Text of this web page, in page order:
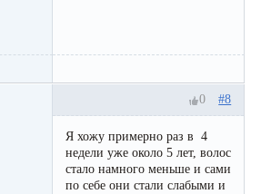
#8
0
Я хожу примерно раз в 4
недели уже около 5 лет, волос
стало намного меньше и сами
по себе они стали слабыми и